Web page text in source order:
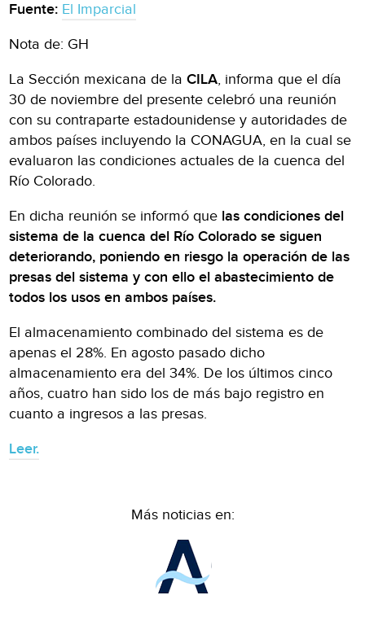
Fuente: El Imparcial
Nota de: GH
La Sección mexicana de laCILA, informa que el día
30 de noviembre del presente celebró una reunión
con su contraparte estadounidense y autoridades de
ambos países incluyendo la CONAGUA, en la cual se
evaluaron las condiciones actuales de la cuenca del
Río Colorado.
En dicha reunión se informó que las condiciones del
sistema de la cuenca del Río Colorado se siguen
deteriorando, poniendo en riesgo la operación de las
presas del sistema y con ello el abastecimiento de
todos los usos en ambos países.
El almacenamiento combinado del sistema es de
apenas el 28%. En agosto pasado dicho
almacenamiento era del 34%. De los últimos cinco
años, cuatro han sido los de más bajo registro en
cuanto a ingresos a las presas.
Leer.
Más noticias en: